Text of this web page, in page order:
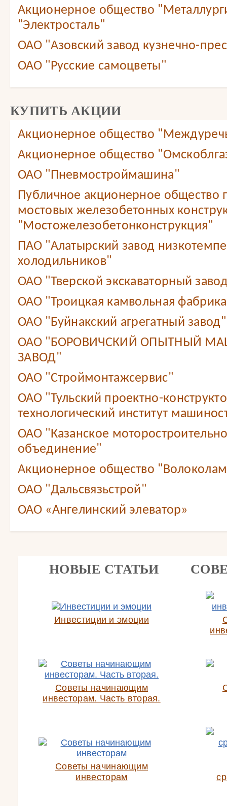
Акционерное общество
"Электросталь"
ОАО "Азовский завод кузнечно-
ОАО "Русские самоцветы"
КУПИТЬ АКЦИИ
Акционерное общество
Акционерное общество
ОАО "Пневмостроймашина"
Публичное акционерное общество
мостовых железобетонных
"Мостожелезобетонконструкция"
ПАО "Алатырский завод
холодильников"
ОАО "Тверской экскаваторный
ОАО "Троицкая камвольная
ОАО "Буйнакский агрегатный завод"
ОАО "БОРОВИЧСКИЙ ОПЫТНЫЙ
ЗАВОД"
ОАО "Строймонтажсервис"
ОАО "Тульский проектно-
технологический институт
ОАО "Казанское
объединение"
Акционерное общество
ОАО "Дальсвязьстрой"
ОАО «Ангелинский элеватор»
НОВЫЕ СТАТЬИ
Инвестиции и эмоции
Советы начинающим
инвесторам. Часть вторая.
Советы начинающим
инвесторам